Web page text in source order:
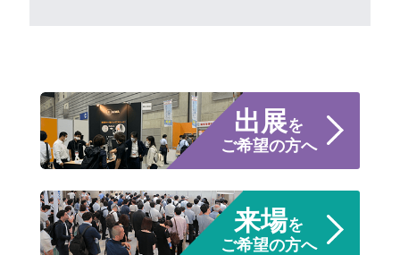
出展を
ご希望の方へ
来場を
ご希望の方へ